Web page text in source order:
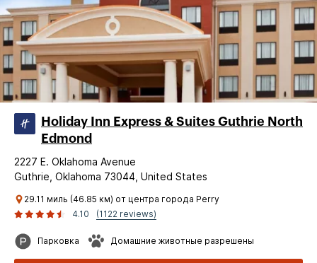
Holiday Inn Express & Suites Guthrie North
Edmond
2227 E. Oklahoma Avenue
Guthrie, Oklahoma 73044, United States
29.11 миль (46.85 км) от центра города Perry
4.10
(1122 reviews)
Парковка Домашние животные разрешены